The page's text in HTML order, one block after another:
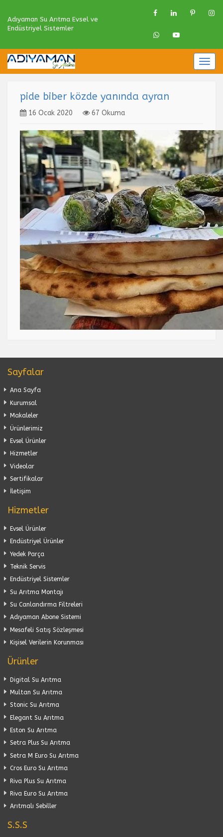
Adıyaman Su Arıtma Evsel ve
Endüstriyel Sistemler
pide biber közde yanında ayran
16 Ocak 2020 67 Okuma
Sayfalar
Ana Sayfa
Kurumsal
Makaleler
Ürünlerimiz
Evsel Ürünler
Hizmetler
Videolar
Sertifikalar
İletişim
Hizmetler
Evsel Ürünler
Endüstriyel Ürünler
Yedek Parça
Teknik Servis
Endüstriyel Sistemler
Su Arıtma Montajı
Su Canlandırma Filtreleri
Adıyaman Abone Sistemi
Mesafeli Satış Sözleşmesi
Kişisel Verilerin Korunması
Ürünler
Digital Su Arıtma
Multan Su Arıtma
Stonic Su Arıtma
Elegant Su Arıtma
Eston Su Arıtma
Setra Plus Su Arıtma
Setra M Euro Su Arıtma
Cros Euro Su Arıtma
Riva Plus Su Arıtma
Riva Euro Su Arıtma
Arıtmalı Sebiller
S.S.S